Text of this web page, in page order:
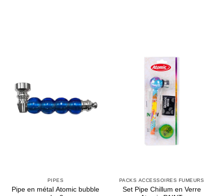
PIPES
Pipe en métal Atomic bubble
PACKS ACCESSOIRES FUMEURS
Set Pipe Chillum en Verre